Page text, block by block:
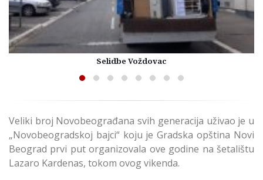
Selidbe Voždovac
Veliki broj Novobeograđana svih generacija uživao je u
„Novobeogradskoj bajci“ koju je Gradska opština Novi
Beograd prvi put organizovala ove godine na šetalištu
Lazaro Kardenas, tokom ovog vikenda.